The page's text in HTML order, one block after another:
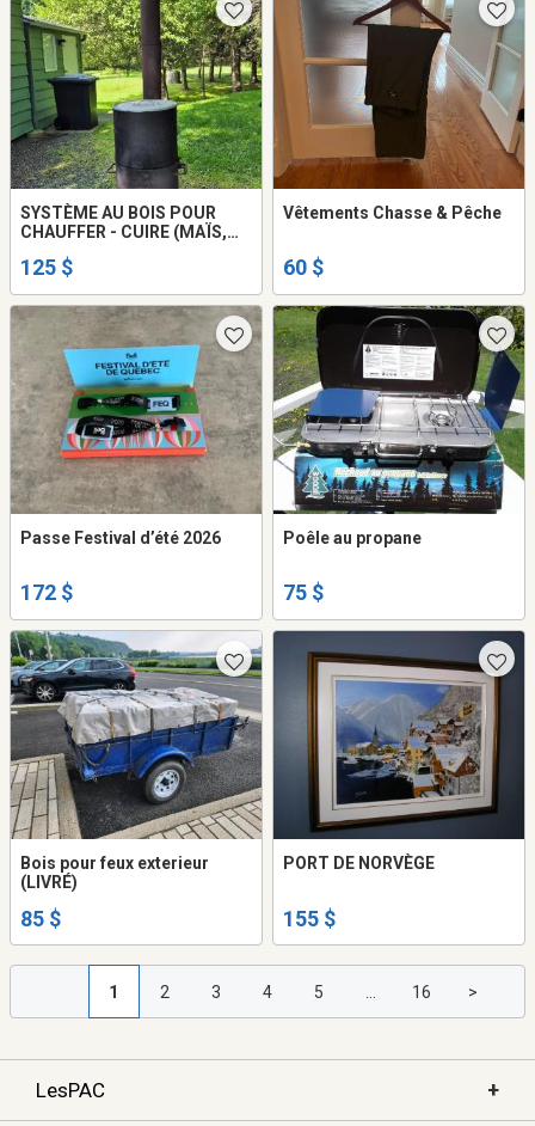
SYSTÈME AU BOIS POUR
CHAUFFER - CUIRE (MAÏS,
MARMITE INCLUSE
125 $
Vêtements Chasse & Pêche
60 $
Passe Festival d’été 2026
172 $
Poêle au propane
75 $
Bois pour feux exterieur
(LIVRÉ)
85 $
PORT DE NORVÈGE
155 $
1 2 3 4 5 16 >
LesPAC +